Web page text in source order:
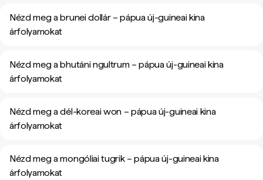
Nézd meg a brunei dollár – pápua új-guineai kina
árfolyamokat
Nézd meg a bhutáni ngultrum – pápua új-guineai kina
árfolyamokat
Nézd meg a dél-koreai won – pápua új-guineai kina
árfolyamokat
Nézd meg a mongóliai tugrik – pápua új-guineai kina
árfolyamokat